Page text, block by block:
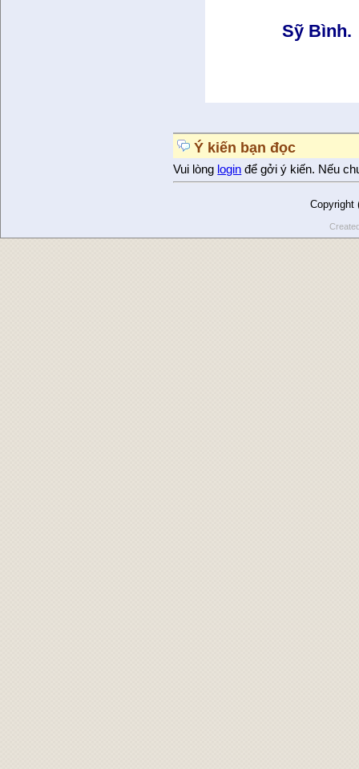
Sỹ Bình.
Ý kiến bạn đọc
Vui lòng login để gởi ý kiến. Nếu
Copyright